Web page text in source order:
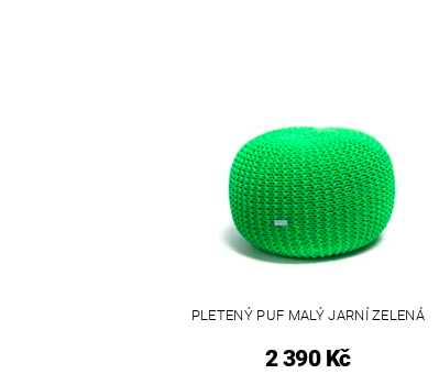
PLETENÝ PUF MALÝ JARNÍ ZELENÁ
2 390 Kč